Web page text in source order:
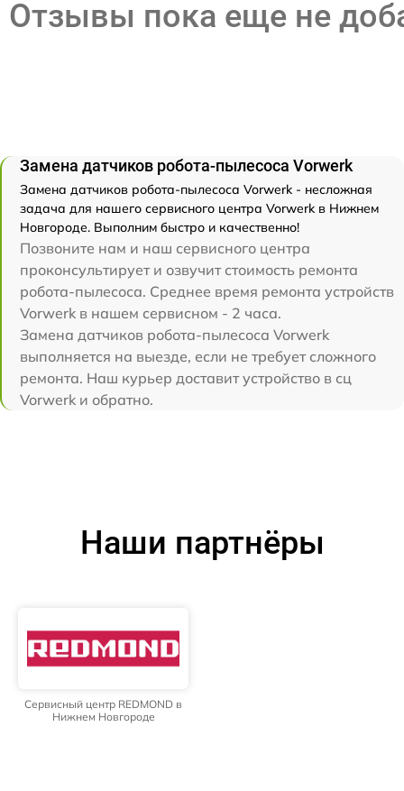
Отзывы пока еще не
Замена датчиков робота-пылесоса Vorwerk
Замена датчиков робота-пылесоса Vorwerk - несложная
задача для нашего сервисного центра Vorwerk в Нижнем
Новгороде. Выполним быстро и качественно!
Позвоните нам и наш сервисного центра
проконсультирует и озвучит стоимость ремонта
робота-пылесоса. Среднее время ремонта устройств
Vorwerk в нашем сервисном - 2 часа.
Замена датчиков робота-пылесоса Vorwerk
выполняется на выезде, если не требует сложного
ремонта. Наш курьер доставит устройство в сц
Vorwerk и обратно.
Наши партнёры
Сервисный центр REDMOND в
Нижнем Новгороде